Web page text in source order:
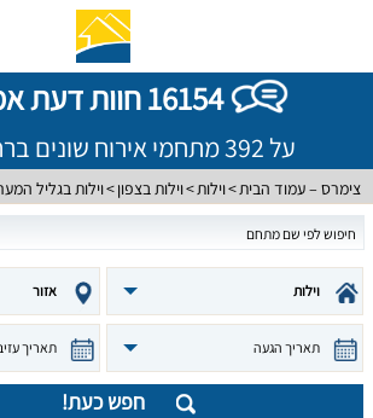
16154 חוות דעת אמיתיות!
על 392 מתחמי אירוח שונים ברחבי הארץ
צימרס – עמוד הבית וילות וילות בצפון וילות בגליל
וילות אזור
תאריך הגעה תאריך
חפש כעת!